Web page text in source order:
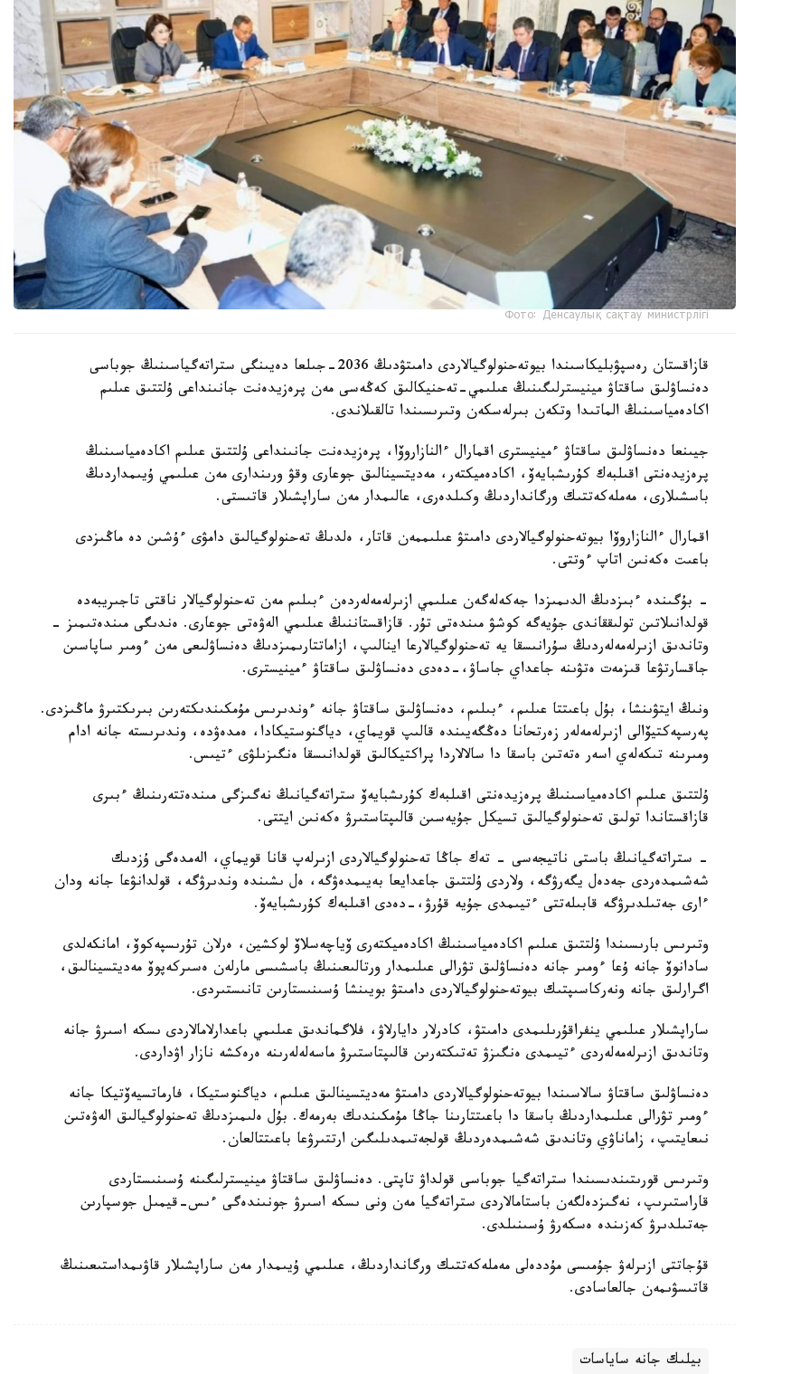
Фото: Денсаулық сақтау министрлігі
قازاقستان رەسپۋبليكاسىندا بيوتەحنولوگيالاردى دامىتۋدىڭ 2036-جىلعا دەيىنگى ستراتەگياسىنىڭ جوباسى
دەنساۋلىق ساقتاۋ مينيسترلىگىنىڭ عىلىمي-تەحنيكالىق كەڭەسى مەن پرەزيدەنت جانىنداعى ۇلتتىق عىلىم
اكادەمياسىنىڭ الماتىدا وتكەن بىرلەسكەن وتىرىسىندا تالقىلاندى.
جيىنعا دەنساۋلىق ساقتاۋ ءمينيسترى اقمارال ءالنازاروۆا، پرەزيدەنت جانىنداعى ۇلتتىق عىلىم اكادەمياسىنىڭ
پرەزيدەنتى اقىلبەك كۇرىشبايەۆ، اكادەميكتەر، مەديتسينالىق جوعارى وقۋ ورىندارى مەن عىلىمي ۇيىمداردىڭ
باسشىلارى، مەملەكەتتىك ورگانداردىڭ وكىلدەرى، عالىمدار مەن ساراپشىلار قاتىستى.
اقمارال ءالنازاروۆا بيوتەحنولوگيالاردى دامىتۋ عىلىممەن قاتار، ەلدىڭ تەحنولوگيالىق دامۋى ءۇشىن دە ماڭىزدى
باعىت ەكەنىن اتاپ ءوتتى.
- بۇگىندە ءبىزدىڭ الدىمىزدا جەكەلەگەن عىلىمي ازىرلەمەلەردەن ءبىلىم مەن تەحنولوگيالار ناقتى تاجىريبەدە
قولدانىلاتىن تولىققاندى جۇيەگە كوشۋ مىندەتى تۇر. قازاقستاننىڭ عىلىمي الەۋەتى جوعارى. ەندىگى مىندەتىمىز -
وتاندىق ازىرلەمەلەردىڭ سۇرانىسقا يە تەحنولوگيالارعا اينالىپ، ازاماتتارىمىزدىڭ دەنساۋلىعى مەن ءومىر ساپاسىن
جاقسارتۋعا قىزمەت ەتۋىنە جاعداي جاساۋ،-دەدى دەنساۋلىق ساقتاۋ ءمينيسترى.
ونىڭ ايتۋىنشا، بۇل باعىتتا عىلىم، ءبىلىم، دەنساۋلىق ساقتاۋ جانە ءوندىرىس مۇمكىندىكتەرىن بىرىكتىرۋ ماڭىزدى.
پەرسپەكتيۆالى ازىرلەمەلەر زەرتحانا دەڭگەيىندە قالىپ قويماي، دياگنوستيكادا، ەمدەۋدە، وندىرىستە جانە ادام
ومىرىنە تىكەلەي اسەر ەتەتىن باسقا دا سالالاردا پراكتيكالىق قولدانىسقا ەنگىزىلۋى ءتيىس.
ۇلتتىق عىلىم اكادەمياسىنىڭ پرەزيدەنتى اقىلبەك كۇرىشبايەۆ ستراتەگيانىڭ نەگىزگى مىندەتتەرىنىڭ ءبىرى
قازاقستاندا تولىق تەحنولوگيالىق تسيكل جۇيەسىن قالىپتاستىرۋ ەكەنىن ايتتى.
- ستراتەگيانىڭ باستى ناتيجەسى - تەك جاڭا تەحنولوگيالاردى ازىرلەپ قانا قويماي، الەمدەگى ۇزدىك
شەشىمدەردى جەدەل يگەرۋگە، ولاردى ۇلتتىق جاعدايعا بەيىمدەۋگە، ەل ىشىندە وندىرۋگە، قولدانۋعا جانە ودان
ءارى جەتىلدىرۋگە قابىلەتتى ءتيىمدى جۇيە قۇرۋ،-دەدى اقىلبەك كۇرىشبايەۆ.
وتىرىس بارىسىندا ۇلتتىق عىلىم اكادەمياسىنىڭ اكادەميكتەرى ۆياچەسلاۆ لوكشين، ەرلان تۇرىسپەكوۆ، امانكەلدى
سادانوۆ جانە ۇعا ءومىر جانە دەنساۋلىق تۋرالى عىلىمدار ورتالىعىنىڭ باسشىسى مارلەن ەسىركەپوۆ مەديتسينالىق،
اگرارلىق جانە ونەركاسىپتىك بيوتەحنولوگيالاردى دامىتۋ بويىنشا ۇسىنىستارىن تانىستىردى.
ساراپشىلار عىلىمي ينفراقۇرىلىمدى دامىتۋ، كادرلار دايارلاۋ، فلاگماندىق عىلىمي باعدارلامالاردى ىسكە اسىرۋ جانە
وتاندىق ازىرلەمەلەردى ءتيىمدى ەنگىزۋ تەتىكتەرىن قالىپتاستىرۋ ماسەلەلەرىنە ەرەكشە نازار اۋداردى.
دەنساۋلىق ساقتاۋ سالاسىندا بيوتەحنولوگيالاردى دامىتۋ مەديتسينالىق عىلىم، دياگنوستيكا، فارماتسيەۆتيكا جانە
ءومىر تۋرالى عىلىمداردىڭ باسقا دا باعىتتارىنا جاڭا مۇمكىندىك بەرمەك. بۇل ەلىمىزدىڭ تەحنولوگيالىق الەۋەتىن
نىعايتىپ، زاماناۋي وتاندىق شەشىمدەردىڭ قولجەتىمدىلىگىن ارتتىرۋعا باعىتتالعان.
وتىرىس قورىتىندىسىندا ستراتەگيا جوباسى قولداۋ تاپتى. دەنساۋلىق ساقتاۋ مينيسترلىگىنە ۇسىنىستاردى
قاراستىرىپ، نەگىزدەلگەن باستامالاردى ستراتەگيا مەن ونى ىسكە اسىرۋ جونىندەگى ءىس-قيمىل جوسپارىن
جەتىلدىرۋ كەزىندە ەسكەرۋ ۇسىنىلدى.
قۇجاتتى ازىرلەۋ جۇمىسى مۇددەلى مەملەكەتتىك ورگانداردىڭ، عىلىمي ۇيىمدار مەن ساراپشىلار قاۋىمداستىعىنىڭ
قاتىسۋىمەن جالعاسادى.
بيلىك جانە ساياسات